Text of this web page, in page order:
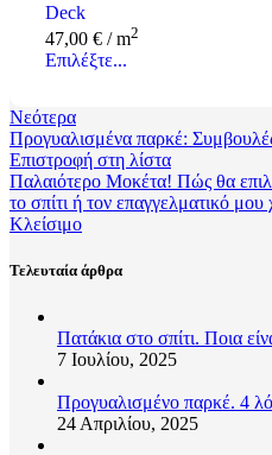
Deck
47,00 € / m2
Επιλέξτε...
Νεότερα
Προγυαλισμένα παρκέ:
Επιστροφή στη λίστα
Παλαιότερο Μοκέτα! Πώς θα
το σπίτι ή τον επαγγελματικό
Κλείσιμο
Τελευταία άρθρα
Πατάκια στο σπίτι. Ποια
7 Ιουλίου, 2025
Προγυαλισμένο παρκέ. 4
24 Απριλίου, 2025